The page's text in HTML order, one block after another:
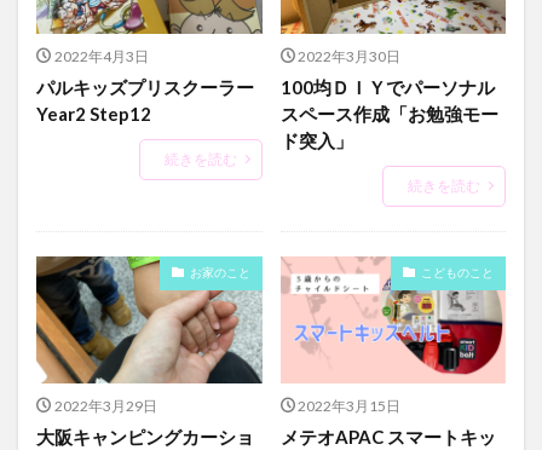
2022年4月3日
パルキッズプリスクーラー
Year2 Step12
続きを読む
2022年3月30日
100均ＤＩＹでパーソナル
スペース作成「お勉強モー
ド突入」
続きを読む
お家のこと
2022年3月29日
大阪キャンピングカーショ
こどものこと
2022年3月15日
メテオAPAC スマートキッ